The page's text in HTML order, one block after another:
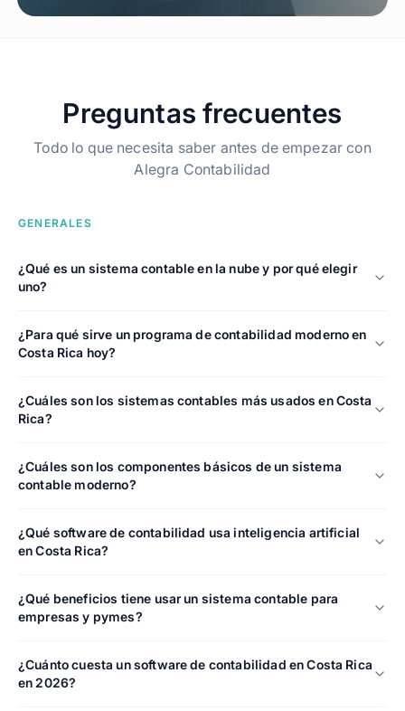
Preguntas frecuentes
Todo lo que necesita saber antes de empezar con
Alegra Contabilidad
GENERALES
¿Qué es un sistema contable en la nube y por qué elegir
uno?
¿Para qué sirve un programa de contabilidad moderno en
Costa Rica hoy?
¿Cuáles son los sistemas contables más usados en Costa
Rica?
¿Cuáles son los componentes básicos de un sistema
contable moderno?
¿Qué software de contabilidad usa inteligencia artificial
en Costa Rica?
¿Qué beneficios tiene usar un sistema contable para
empresas y pymes?
¿Cuánto cuesta un software de contabilidad en Costa Rica
en 2026?